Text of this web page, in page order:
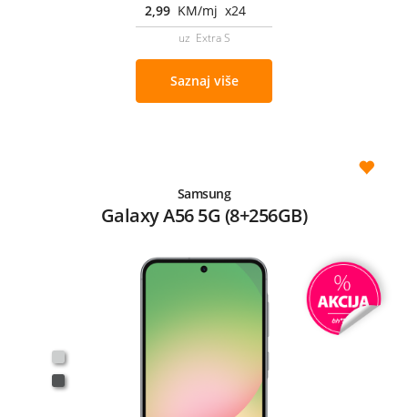
2,99 KM/mj x24
uz Extra S
Saznaj više
Samsung
Galaxy A56 5G (8+256GB)